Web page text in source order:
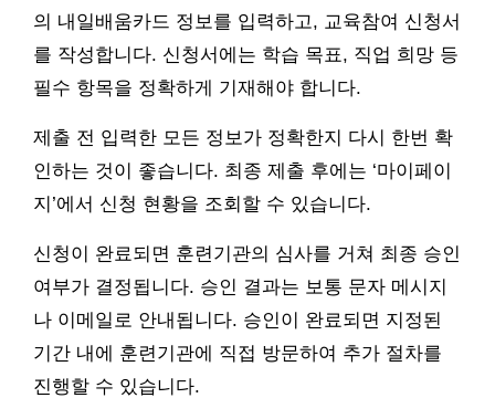
의 내일배움카드 정보를 입력하고, 교육참여 신청서
를 작성합니다. 신청서에는 학습 목표, 직업 희망 등
필수 항목을 정확하게 기재해야 합니다.
제출 전 입력한 모든 정보가 정확한지 다시 한번 확
인하는 것이 좋습니다. 최종 제출 후에는 ‘마이페이
지’에서 신청 현황을 조회할 수 있습니다.
신청이 완료되면 훈련기관의 심사를 거쳐 최종 승인
여부가 결정됩니다. 승인 결과는 보통 문자 메시지
나 이메일로 안내됩니다. 승인이 완료되면 지정된
기간 내에 훈련기관에 직접 방문하여 추가 절차를
진행할 수 있습니다.